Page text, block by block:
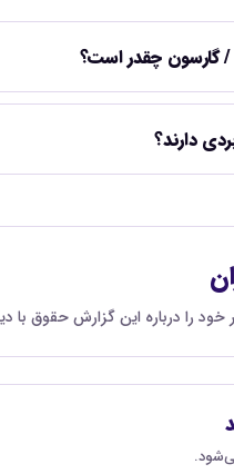
گارسون چقدر است؟
دارند؟
خود را درباره این گزارش حقوق با